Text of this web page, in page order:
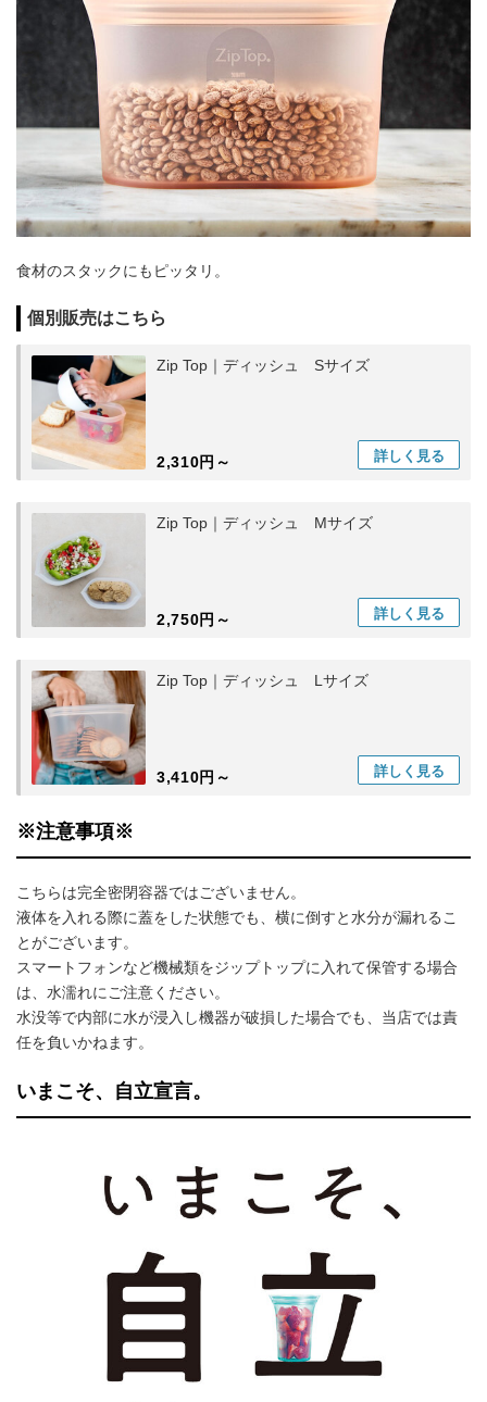
食材のスタックにもピッタリ。
個別販売はこちら
Zip Top｜ディッシュ Sサイズ
2,310円～ 詳しく 見る
Zip Top｜ディッシュ Mサイズ
2,750円～ 詳しく 見る
Zip Top｜ディッシュ Lサイズ
3,410円～ 詳しく 見る
※注意事項※
こちらは完全密閉容器ではございません。
液体を入れる際に蓋をした状態でも、横に倒すと水分が漏れるこ
とがございます。
スマートフォンなど機械類をジップトップに入れて保管する場合
は、水濡れにご注意ください。
水没等で内部に水が浸入し機器が破損した場合でも、当店では責
任を負いかねます。
いまこそ、自立宣言。